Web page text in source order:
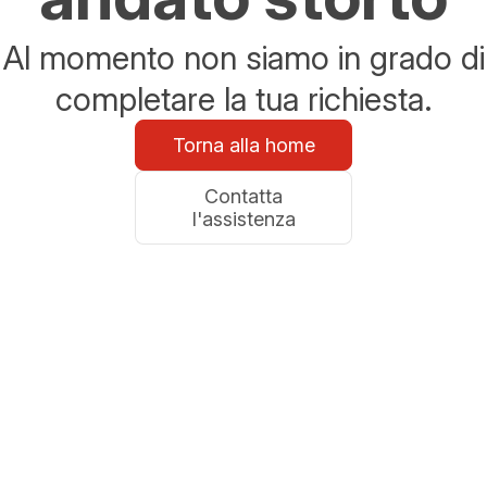
Al momento non siamo in grado di
completare la tua richiesta.
Torna alla home
Contatta
l'assistenza